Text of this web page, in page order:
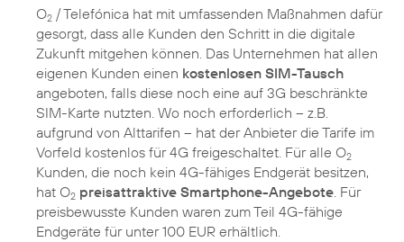
O2 / Telefónica hat mit umfassenden Maßnahmen dafür
gesorgt, dass alle Kunden den Schritt in die digitale
Zukunft mitgehen können. Das Unternehmen hat allen
eigenen Kunden einen kostenlosen SIM-Tausch
angeboten, falls diese noch eine auf 3G beschränkte
SIM-Karte nutzten. Wo noch erforderlich – z.B.
aufgrund von Alttarifen – hat der Anbieter die Tarife im
Vorfeld kostenlos für 4G freigeschaltet. Für alle O2
Kunden, die noch kein 4G-fähiges Endgerät besitzen,
hat O2 preisattraktive Smartphone-Angebote. Für
preisbewusste Kunden waren zum Teil 4G-fähige
Endgeräte für unter 100 EUR erhältlich.